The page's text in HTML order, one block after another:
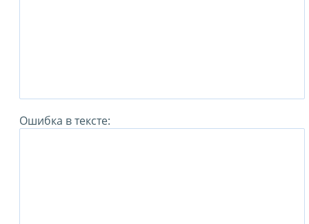
Ошибка в тексте: